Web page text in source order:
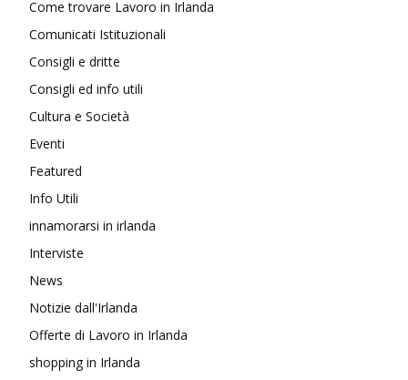
Come trovare Lavoro in Irlanda
Comunicati Istituzionali
Consigli e dritte
Consigli ed info utili
Cultura e Società
Eventi
Featured
Info Utili
innamorarsi in irlanda
Interviste
News
Notizie dall'Irlanda
Offerte di Lavoro in Irlanda
shopping in Irlanda